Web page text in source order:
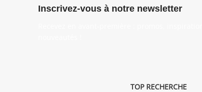
Inscrivez-vous à notre newsletter
TOP RECHERCHE